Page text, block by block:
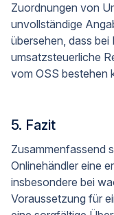
Zuordnungen von
unvollständige
übersehen, dass
umsatzsteuerliche
vom OSS bestehen
5. Fazit
Zusammenfassend
Onlinehändler eine
insbesondere bei
Voraussetzung für